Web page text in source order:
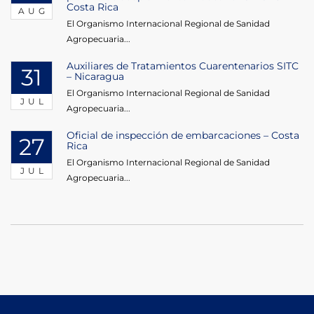
AUG
Costa Rica
El Organismo Internacional Regional de Sanidad
Agropecuaria...
31
JUL
Auxiliares de Tratamientos Cuarentenarios SITC
– Nicaragua
El Organismo Internacional Regional de Sanidad
Agropecuaria...
27
JUL
Oficial de inspección de embarcaciones – Costa
Rica
El Organismo Internacional Regional de Sanidad
Agropecuaria...